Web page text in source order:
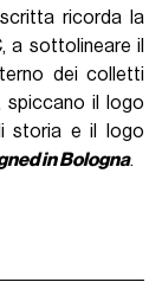
ricorda la
a sottolineare il
dei colletti
spiccano il logo
storia e il logo
in Bologna.